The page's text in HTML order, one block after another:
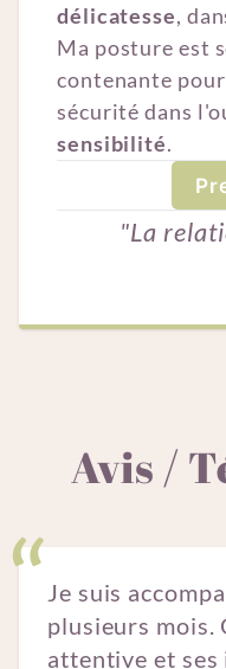
délicatesse,
Ma posture est
contenante
sécurité dans
sensibilité.
"La
Avis /
Je suis
plusieurs mois.
attentive et